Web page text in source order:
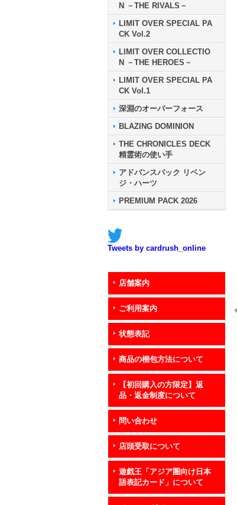
N －THE RIVALS－
LIMIT OVER SPECIAL PA
CK Vol.2
LIMIT OVER COLLECTIO
N －THE HEROES－
LIMIT OVER SPECIAL PA
CK Vol.1
深淵のオーバーフォース
BLAZING DOMINION
THE CHRONICLES DECK
精霊術の使い手
アドバンスパック リベン
ジ・ハーツ
PREMIUM PACK 2026
Tweets by cardrush_online
店舗案内
ご利用案内
状態表記
商品の梱包方法について
【初回購入の方限定】返
品・返金制度について
問い合わせ
店頭受取について
遊戯王「アジア圏向け日本
語表記カード」について